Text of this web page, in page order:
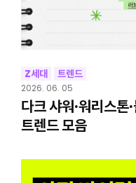
Z세대 트렌드
2026. 06. 05
다크 샤워·워리스
트렌드 모음